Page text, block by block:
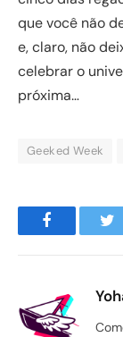
que você não
e, claro, não
celebrar o
próxima…
Geeked Week
Facebook